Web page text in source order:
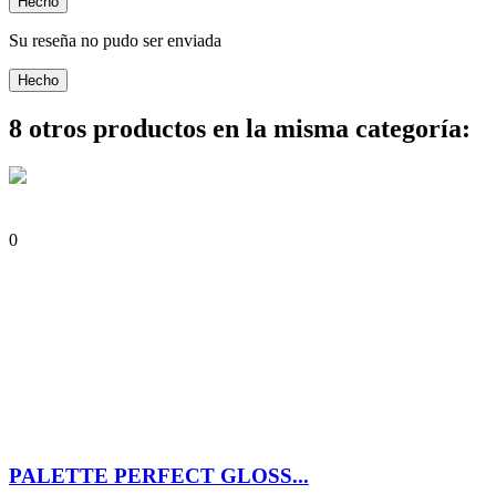
Su reseña no pudo ser enviada
Hecho
8 otros productos en la misma categoría:
0
PALETTE PERFECT GLOSS...